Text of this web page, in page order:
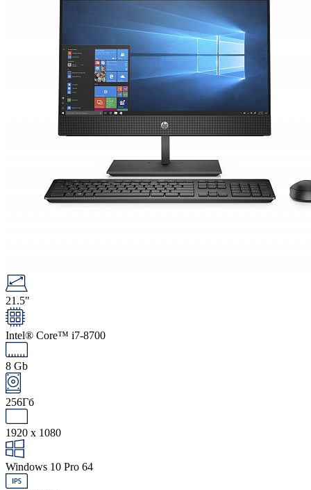
21.5"
Intel® Core™ i7-8700
8 Gb
256Гб
1920 x 1080
Windows 10 Pro 64